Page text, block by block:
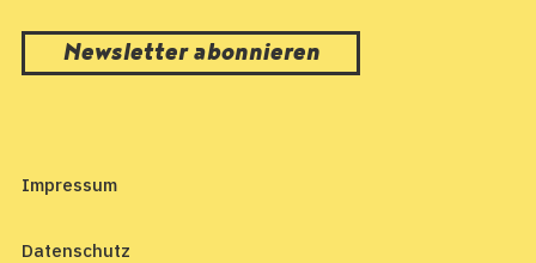
Newsletter abonnieren
Impressum
Datenschutz